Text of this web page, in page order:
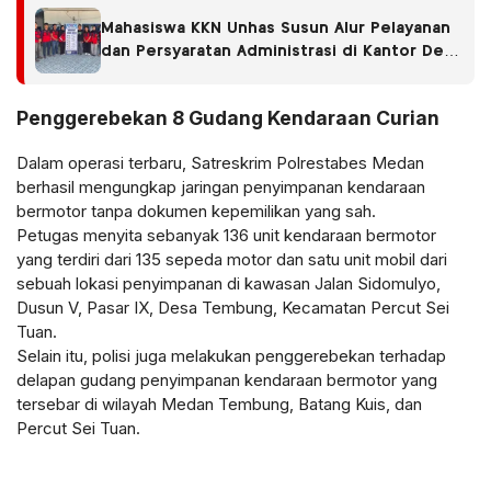
Mahasiswa KKN Unhas Susun Alur Pelayanan
dan Persyaratan Administrasi di Kantor Desa
Penggerebekan 8 Gudang Kendaraan Curian
Dalam operasi terbaru, Satreskrim Polrestabes Medan
berhasil mengungkap jaringan penyimpanan kendaraan
bermotor tanpa dokumen kepemilikan yang sah.
Petugas menyita sebanyak 136 unit kendaraan bermotor
yang terdiri dari 135 sepeda motor dan satu unit mobil dari
sebuah lokasi penyimpanan di kawasan Jalan Sidomulyo,
Dusun V, Pasar IX, Desa Tembung, Kecamatan Percut Sei
Tuan.
Selain itu, polisi juga melakukan penggerebekan terhadap
delapan gudang penyimpanan kendaraan bermotor yang
tersebar di wilayah Medan Tembung, Batang Kuis, dan
Percut Sei Tuan.